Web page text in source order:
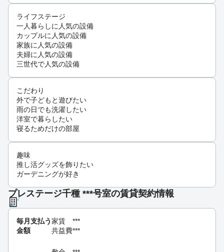
ライフステージ
一人暮らしに人気の設備
カップルに人気の設備
家族に人気の設備
夫婦に人気の設備
三世代で人気の設備
こだわり
外で子どもと遊びたい
雨の日でも洗濯したい
洋室で暮らしたい
寝るためだけの部屋
趣味
推し活グッズを飾りたい
ガーデニングが好き
プレステージ千種 ***号室の賃貸契約情報
毎月支払う
金額
家賃
***
共益費***